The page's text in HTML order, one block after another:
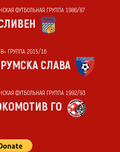
ФУТБОЛЬНАЯ ГРУППА 1986/87
ГРУППА 2015/16
СЛАВА
ФУТБОЛЬНАЯ ГРУППА 1992/93
ГО